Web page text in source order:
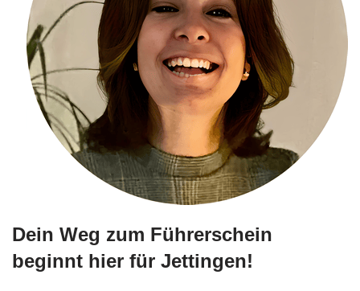
Dein Weg zum Führerschein
beginnt hier für Jettingen!